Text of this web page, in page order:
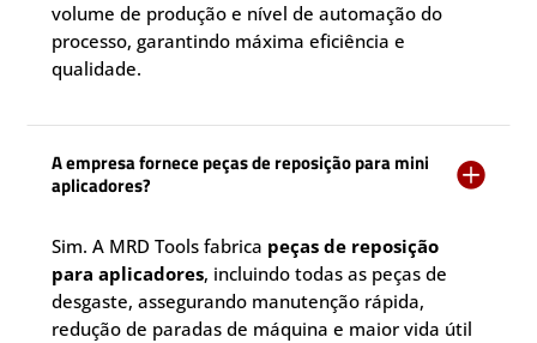
volume de produção e nível de automação do
processo, garantindo máxima eficiência e
qualidade.
A empresa fornece peças de reposição para mini
aplicadores?

Sim. A MRD Tools fabrica peças de reposição
para aplicadores, incluindo todas as peças de
desgaste, assegurando manutenção rápida,
redução de paradas de máquina e maior vida útil